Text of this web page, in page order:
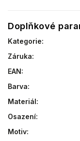
Doplňkové
Kategorie:
Záruka:
EAN:
Barva:
Materiál:
Osazení:
Motiv: